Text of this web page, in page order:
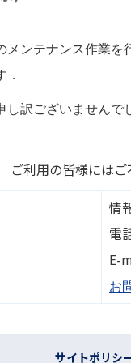
メンテナンス作業を
し訳ございませんで
ご利用の皆様には
情
電
E-
お
ンクサイトポリシ